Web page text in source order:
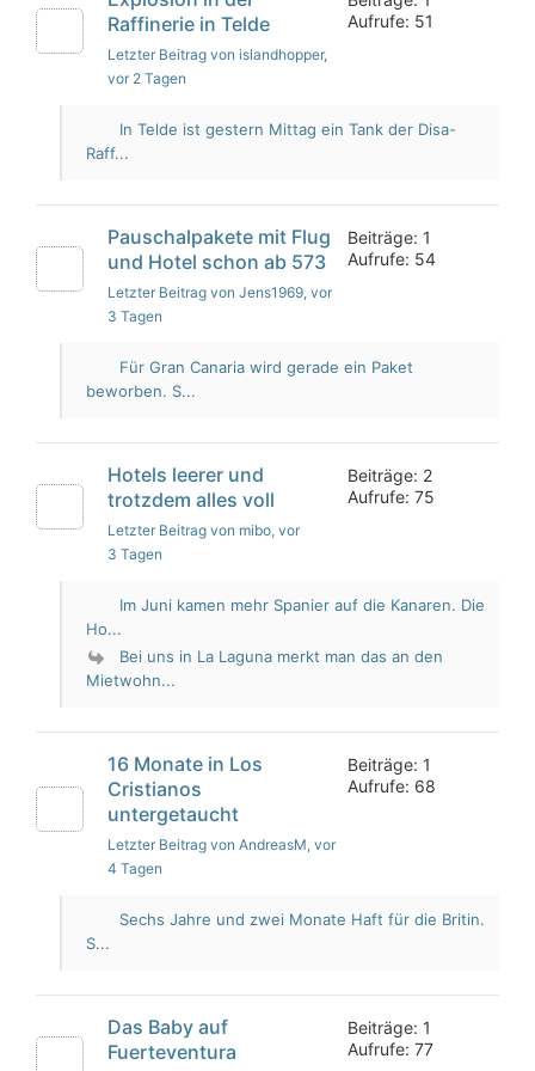
Raffinerie in Telde
Letzter Beitrag von islandhopper,
vor 2 Tagen
Aufrufe: 51
In Telde ist gestern Mittag ein Tank der Disa-
Raff...
Pauschalpakete mit Flug
und Hotel schon ab 573
Letzter Beitrag von Jens1969, vor
3 Tagen
Beiträge: 1
Aufrufe: 54
Für Gran Canaria wird gerade ein Paket
beworben. S...
Hotels leerer und
trotzdem alles voll
Letzter Beitrag von mibo, vor
3 Tagen
Beiträge: 2
Aufrufe: 75
Im Juni kamen mehr Spanier auf die Kanaren. Die
Ho...
Bei uns in La Laguna merkt man das an den
Mietwohn...
16 Monate in Los
Cristianos
untergetaucht
Letzter Beitrag von AndreasM, vor
4 Tagen
Beiträge: 1
Aufrufe: 68
Sechs Jahre und zwei Monate Haft für die Britin.
S...
Das Baby auf
Fuerteventura
Beiträge: 1
Aufrufe: 77